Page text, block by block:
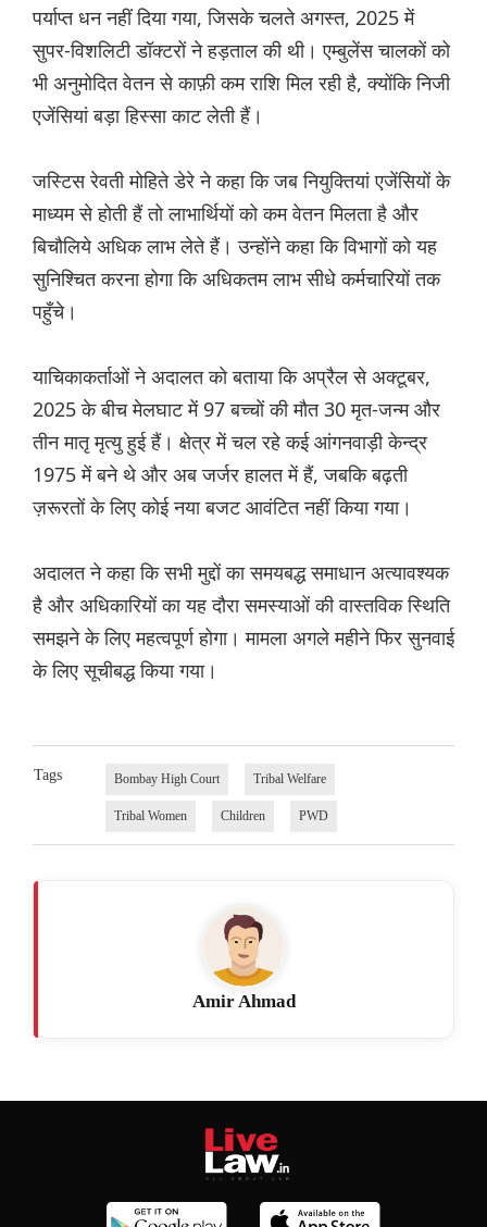
पर्याप्त धन नहीं दिया गया, जिसके चलते अगस्त, 2025 में
सुपर-विशलिटी डॉक्टरों ने हड़ताल की थी। एम्बुलेंस चालकों को
भी अनुमोदित वेतन से काफ़ी कम राशि मिल रही है, क्योंकि निजी
एजेंसियां बड़ा हिस्सा काट लेती हैं।
जस्टिस रेवती मोहिते डेरे ने कहा कि जब नियुक्तियां एजेंसियों के
माध्यम से होती हैं तो लाभार्थियों को कम वेतन मिलता है और
बिचौलिये अधिक लाभ लेते हैं। उन्होंने कहा कि विभागों को यह
सुनिश्चित करना होगा कि अधिकतम लाभ सीधे कर्मचारियों तक
पहुँचे।
याचिकाकर्ताओं ने अदालत को बताया कि अप्रैल से अक्टूबर,
2025 के बीच मेलघाट में 97 बच्चों की मौत 30 मृत-जन्म और
तीन मातृ मृत्यु हुई हैं। क्षेत्र में चल रहे कई आंगनवाड़ी केन्द्र
1975 में बने थे और अब जर्जर हालत में हैं, जबकि बढ़ती
ज़रूरतों के लिए कोई नया बजट आवंटित नहीं किया गया।
अदालत ने कहा कि सभी मुद्दों का समयबद्ध समाधान अत्यावश्यक
है और अधिकारियों का यह दौरा समस्याओं की वास्तविक स्थिति
समझने के लिए महत्वपूर्ण होगा। मामला अगले महीने फिर सुनवाई
के लिए सूचीबद्ध किया गया।
Tags Bombay High Court Tribal Welfare
Tribal Women Children PWD
Amir Ahmad